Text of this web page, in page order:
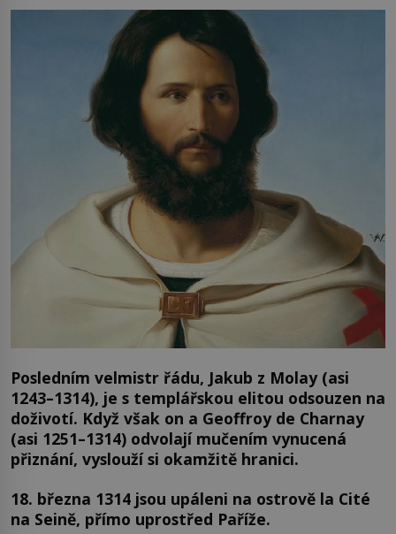
Posledním velmistr řádu, Jakub z Molay (asi
1243–1314), je s templářskou elitou odsouzen na
doživotí. Když však on a Geoffroy de Charnay
(asi 1251–1314) odvolají mučením vynucená
přiznání, vyslouží si okamžitě hranici.
18. března 1314 jsou upáleni na ostrově la Cité
na Seině, přímo uprostřed Paříže.